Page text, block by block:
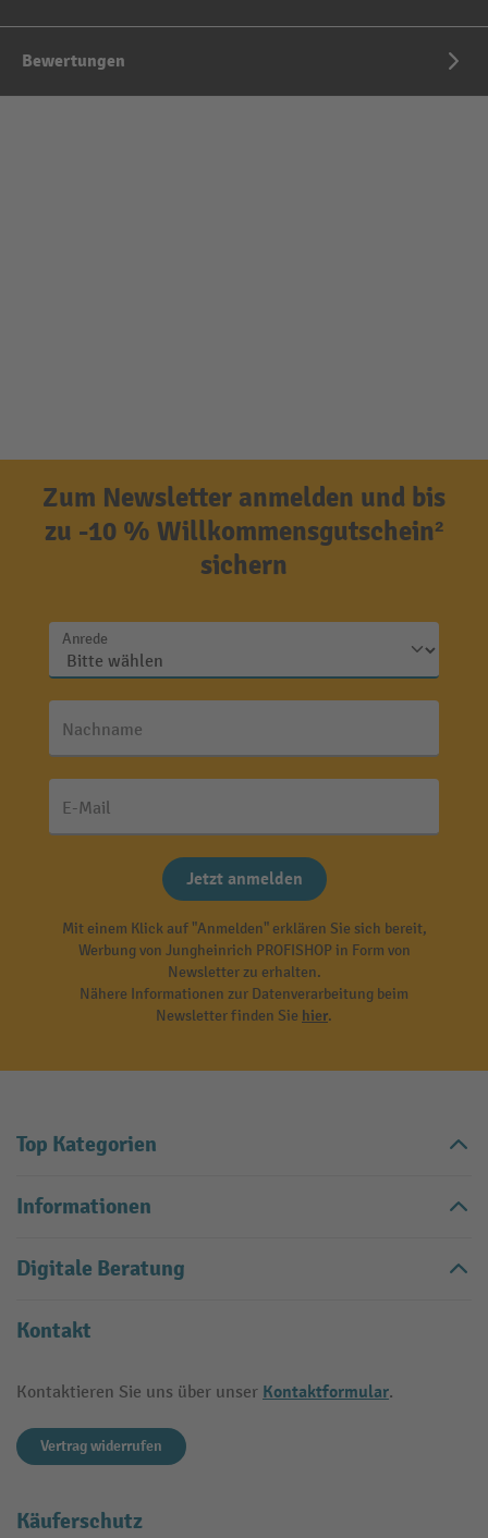
Bewertungen
Zum Newsletter anmelden und bis
zu -10 % Willkommensgutschein²
sichern
Anrede
Nachname
E-Mail
Jetzt anmelden
Mit einem Klick auf "Anmelden" erklären Sie sich bereit,
Werbung von Jungheinrich PROFISHOP in Form von
Newsletter zu erhalten.
Nähere Informationen zur Datenverarbeitung beim
Newsletter finden Sie hier.
Top Kategorien
Informationen
Digitale Beratung
Kontakt
Kontaktieren Sie uns über unser Kontaktformular.
Vertrag widerrufen
Käuferschutz